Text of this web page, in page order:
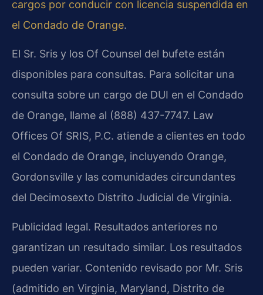
cargos por conducir con licencia suspendida en
el Condado de Orange.
El Sr. Sris y los Of Counsel del bufete están
disponibles para consultas. Para solicitar una
consulta sobre un cargo de DUI en el Condado
de Orange, llame al (888) 437-7747. Law
Offices Of SRIS, P.C. atiende a clientes en todo
el Condado de Orange, incluyendo Orange,
Gordonsville y las comunidades circundantes
del Decimosexto Distrito Judicial de Virginia.
Publicidad legal. Resultados anteriores no
garantizan un resultado similar. Los resultados
pueden variar. Contenido revisado por Mr. Sris
(admitido en Virginia, Maryland, Distrito de